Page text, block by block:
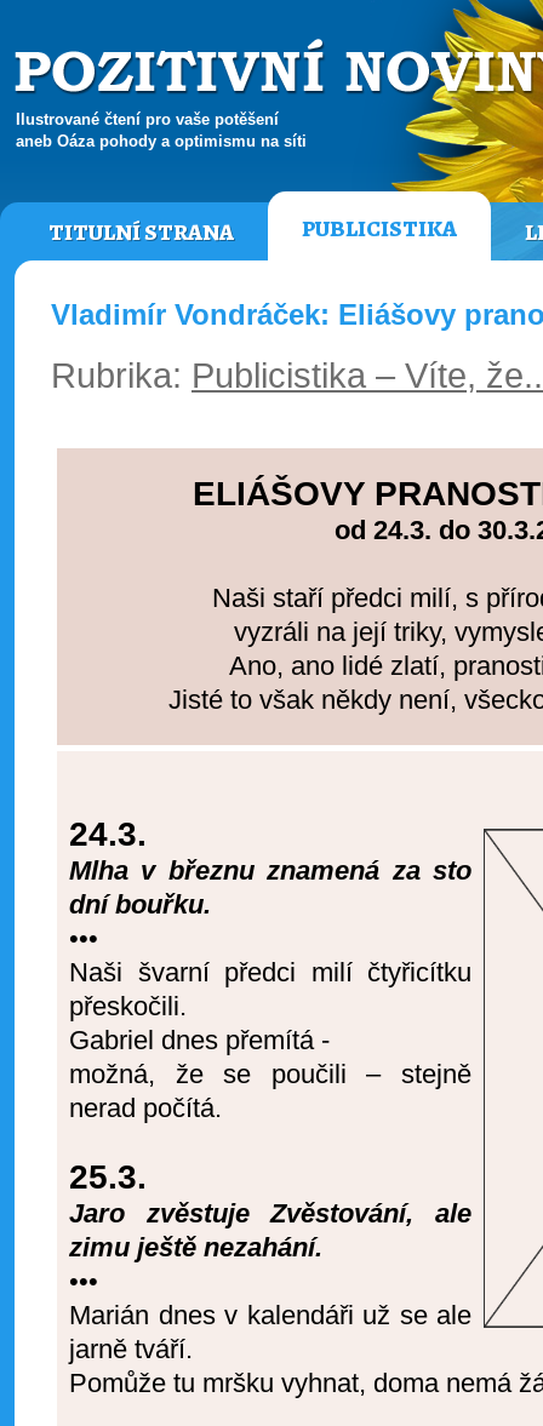
Ilustrované čtení pro vaše potěšení
aneb Oáza pohody a optimismu na síti
TITULNÍ STRANA PUBLICISTIKA
Vladimír Vondráček: Eliášovy
Rubrika: Publicistika – Víte,
ELIÁŠOVY
od 24.3. do
Naši staří předci milí, s
vyzráli na její triky,
Ano, ano lidé zlatí,
Jisté to však někdy není,
24.3.
Mlha v březnu znamená za sto
dní bouřku.
•••
Naši švarní předci milí čtyřicítku
přeskočili.
Gabriel dnes přemítá -
možná, že se poučili – stejně
nerad počítá.
25.3.
Jaro zvěstuje Zvěstování, ale
zimu ještě nezahání.
•••
Marián dnes v kalendáři už se ale
jarně tváří.
Pomůže tu mršku vyhnat, doma nemá